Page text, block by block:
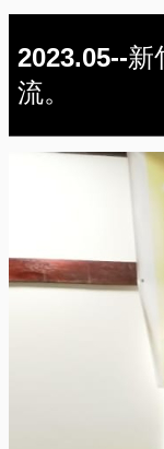
2023.05--新
流。